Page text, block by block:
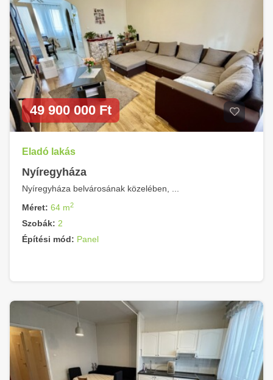
49 900 000 Ft
Eladó lakás
Nyíregyháza
Nyíregyháza belvárosának közelében, ...
Méret: 64 m2
Szobák: 2
Építési mód: Panel